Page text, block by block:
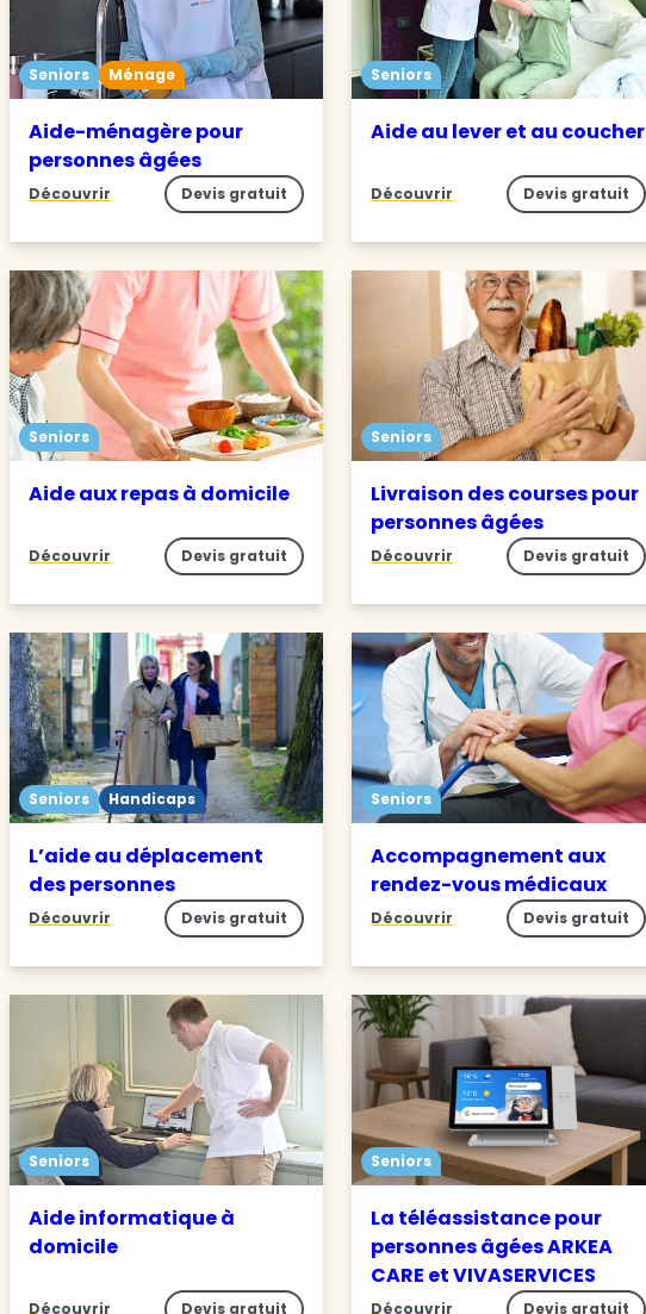
Seniors Ménage
Aide-ménagère pour
personnes âgées
Découvrir Devis gratuit
Seniors
Aide au lever et au coucher
Découvrir Devis gratuit
Seniors
Aide aux repas à domicile
Découvrir Devis gratuit
Seniors
Livraison des courses pour
personnes âgées
Découvrir Devis gratuit
Seniors Handicaps
L’aide au déplacement
des personnes
Découvrir Devis gratuit
Seniors
Accompagnement aux
rendez-vous médicaux
Découvrir Devis gratuit
Seniors
Aide informatique à
domicile
Découvrir Devis gratuit
Seniors
La téléassistance pour
personnes âgées ARKEA
CARE et VIVASERVICES
Découvrir Devis gratuit